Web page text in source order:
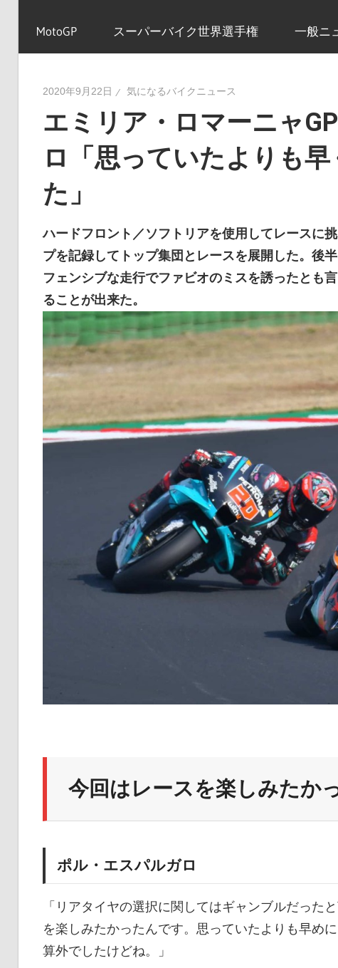
イ
ニ
ー
MotoGP スーパーバイク世界選手権 一般ニ
2020年9月22日 気になるバイクニュース
エミリア・ロマーニャ
ロ「思っていたよりも
た」
ハードフロント／ソフトリアを使用してレースに
プを記録してトップ集団とレースを展開した。後
フェンシブな走行でファビオのミスを誘ったとも
ることが出来た。
今回はレースを楽しみたか
ポル・エスパルガロ
「リアタイヤの選択に関してはギャンブルだった
を楽しみたかったんです。思っていたよりも早め
算外でしたけどね。」